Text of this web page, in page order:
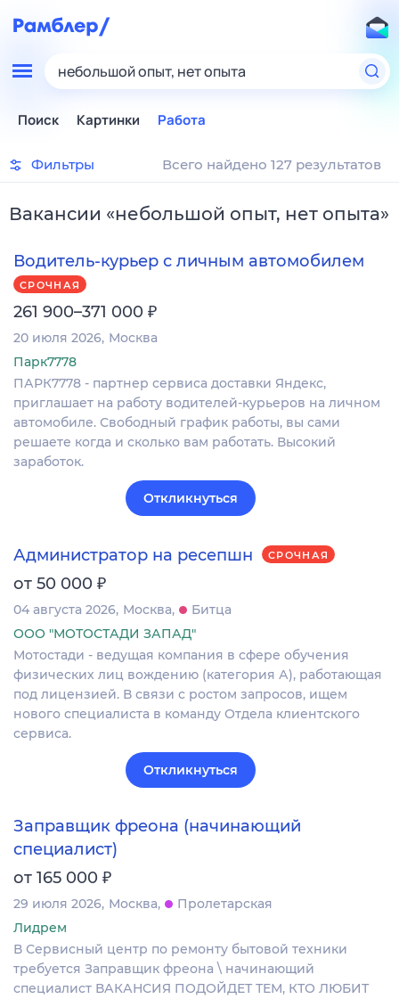
небольшой опыт, нет опыта
Поиск Картинки Работа
Фильтры Всего найдено 127 результатов
Вакансии «небольшой опыт, нет опыта»
Водитель-курьер с личным автомобилем
СРОЧНАЯ
261 900–371 000 ₽
20 июля 2026 Москва
Парк7778
ПАРК7778 - партнер сервиса доставки Яндекс,
приглашает на работу водителей-курьеров на личном
автомобиле. Свободный график работы, вы сами
решаете когда и сколько вам работать. Высокий
заработок.
Откликнуться
Администратор на ресепшн СРОЧНАЯ
от 50 000 ₽
04 августа 2026 Москва
Битца
ООО "МОТОСТАДИ ЗАПАД"
Мотостади - ведущая компания в сфере обучения
физических лиц вождению (категория А), работающая
под лицензией. В связи с ростом запросов, ищем
нового специалиста в команду Отдела клиентского
сервиса.
Откликнуться
Заправщик фреона (начинающий
специалист)
от 165 000 ₽
29 июля 2026 Москва
Пролетарская
Лидрем
В Сервисный центр по ремонту бытовой техники
требуется Заправщик фреона \ начинающий
специалист ВАКАНСИЯ ПОДОЙДЕТ ТЕМ, КТО ЛЮБИТ